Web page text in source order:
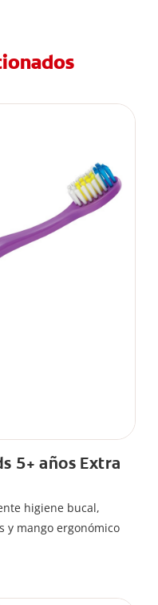
5+ años Extra
higiene bucal,
y mango ergonómico